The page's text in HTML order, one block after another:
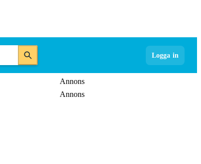
Logga in
Annons
Annons